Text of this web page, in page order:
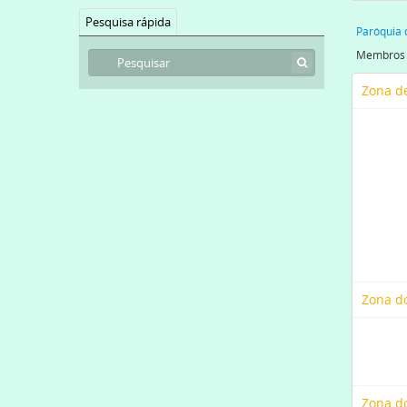
Pesquisa rápida
Paróquia
Zona
Zona
Zona